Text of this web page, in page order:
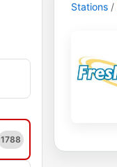
1788
Stations